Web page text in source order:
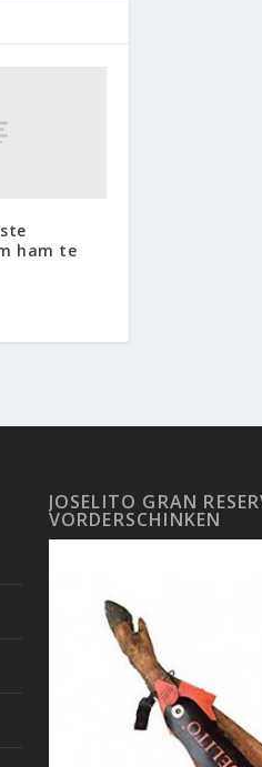
ham te
JOSELITO GRAN
VORDERSCHINKEN